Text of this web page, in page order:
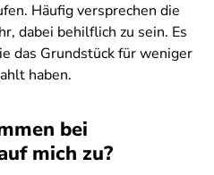
Häufig versprechen die
dabei behilflich zu sein. Es
das Grundstück für weniger
haben.
bei
mich zu?